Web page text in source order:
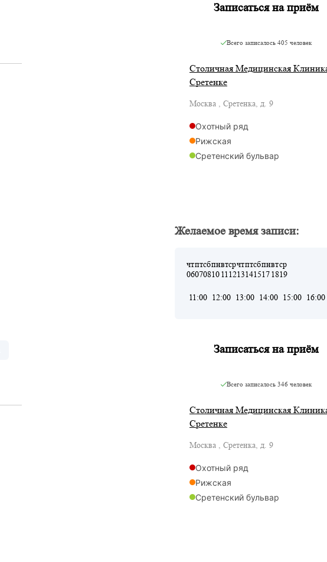
Записаться на приём
Всего записалось 405 человек
Столичная Медицинская
Сретенке
Москва , Сретенка, д. 9
Охотный ряд
Рижская
Сретенский бульвар
Рижская
Желаемое время записи:
чт
06
пт
07
сб
08
пн
10
вт
11
ср
12
чт
13
пт
14
сб
15
пн
17
вт
18
ср
19
11:00 12:00 13:00 14:00 15:00 16:00
Записаться на приём
Всего записалось 346 человек
Столичная Медицинская
Сретенке
Москва , Сретенка, д. 9
Охотный ряд
Рижская
Сретенский бульвар